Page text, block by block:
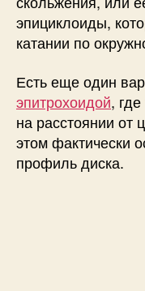
эпициклоиды,
катании по
Есть еще один
эпитрохоидой,
на расстоянии от
этом фактически
профиль диска.